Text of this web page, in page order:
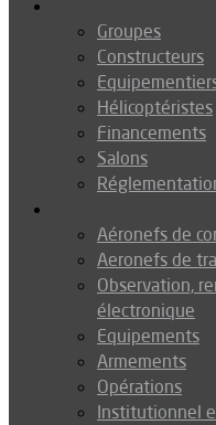
Groupes
Constructeurs
Hélicoptéristes
Financements
Salons
Aéronefs de
Aeronefs de
Observation,
électronique
Equipements
Armements
Opérations
Institutionnel